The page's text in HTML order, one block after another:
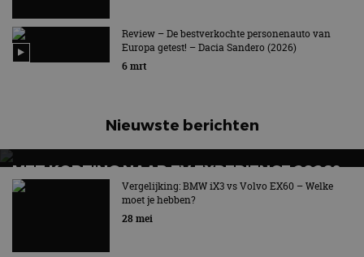
Review – De bestverkochte personenauto van
Europa getest! – Dacia Sandero (2026)
6 mrt
Nieuwste berichten
MET KORTING NAAR EV EXPERIENCE 2026?
AUTORAI REGELT HET!
EV Experience 2026 van 24 tot 26 september
Vergelijking: BMW iX3 vs Volvo EX60 – Welke
moet je hebben?
28 mei